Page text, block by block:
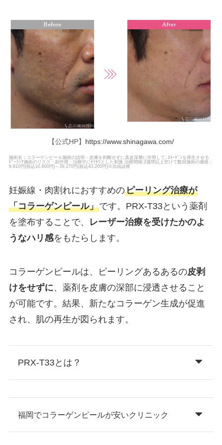
【公式HP】 https://www.shinagawa.com/
施術名：コラーゲンピール施術の説明：皮膚を剥離せずに真皮深層に作用して､ｺﾗｰｹﾞﾝを再生させる
ﾋﾟｰﾘﾝｸ施術のリスク・副作用：治療中にﾁﾘﾁﾘとした刺激 治療間隔:2週間以上空けて数回施術の価格：
9,810円(税込10,800円)～39,270円(税込43,200円)※自由診療
妊娠線・肉割れにおすすめのピーリング治療が
「コラーゲンピール」です。PRX-T33という薬剤
を塗布することで、
レーザー治療を受けたかのよ
うなハリ感をもたらします。
コラーゲンピールは、ピーリングあるあるの皮剥
けをせずに、薬剤を皮膚の深部に浸透させること
が可能です。結果、新たなコラーゲン生成が促進
され、肌の再生が図られます。
PRX-T33とは？
福岡でコラーゲンピールが安いクリニック